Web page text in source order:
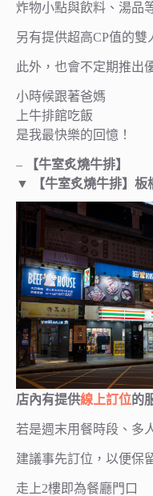
炸物小點與飲料、湯品
另有提供超高CP值的雙
此外，也會不定期推出
小時候跟著爸媽
上牛排館吃飯
是我最快樂的回憶！
–
【牛室炙燒牛排】
▼
【牛室炙燒牛排】板
店內有提供線上訂位的
若是週末用餐時段、多
建議事先訂位，以便保
走上2樓即為餐廳門口